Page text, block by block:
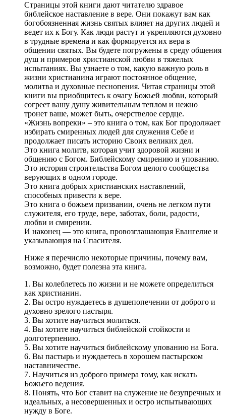
Страницы этой книги дают читателю здравое
библейское наставление в вере. Они покажут вам как
богобоязненная жизнь святых влияет на других людей и
ведет их к Богу. Как люди растут и укрепляются духовно
в трудные времена и как формируется их вера в
общении святых. Вы будете погружены в среду общения
душ и примеров христианской любви в тяжелых
испытаниях. Вы узнаете о том, какую важную роль в
жизни христианина играют постоянное общение,
молитва и духовные песнопения. Читая страницы этой
книги вы приобщитесь к очагу Божьей любви, который
согреет вашу душу живительным теплом и нежно
тронет ваше, может быть, очерствелое сердце.
«Жизнь вопреки» – это книга о том, как Бог продолжает
избирать смиренных людей для служения Себе и
продолжает писать историю Своих великих дел.
Это книга молитв, которая учит здоровой жизни и
общению с Богом. Библейскому смирению и упованию.
Это история строительства Богом целого сообщества
верующих в одном городе.
Это книга добрых христианских наставлений,
способных привести к вере.
Это книга о божьем призвании, очень не легком пути
служителя, его труде, вере, заботах, боли, радости,
любви и смирении.
И наконец — это книга, провозглашающая Евангелие и
указывающая на Спасителя.
Ниже я перечислю некоторые причины, почему вам,
возможно, будет полезна эта книга.
1. Вы колеблетесь по жизни и не можете определиться
как христианин.
2. Вы остро нуждаетесь в душепопечении от доброго и
духовно зрелого пастыря.
3. Вы хотите научиться молиться.
4. Вы хотите научиться библейской стойкости и
долготерпению.
5. Вы хотите научиться библейскому упованию на Бога.
6. Вы пастырь и нуждаетесь в хорошем пастырском
наставничестве.
7. Научиться из доброго примера тому, как искать
Божьего ведения.
8. Понять, что Бог ставит на служение не безупречных и
идеальных, а несовершенных и остро испытывающих
нужду в Боге.